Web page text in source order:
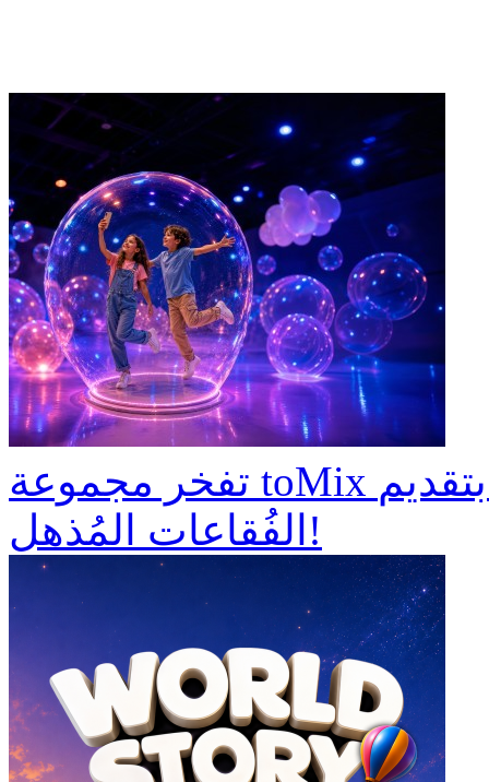
تفخر مجموعة toMix بتقديم:Bubbles جالاكسي معرض
الفُقاعات المُذهل!